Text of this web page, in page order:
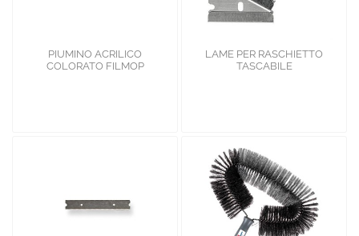
PIUMINO ACRILICO
COLORATO FILMOP
LAME PER RASCHIETTO
TASCABILE